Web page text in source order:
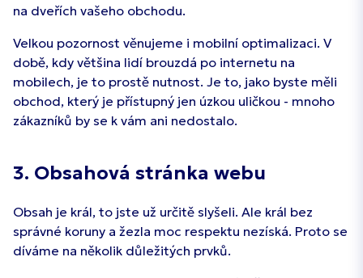
na dveřích vašeho obchodu.
Velkou pozornost věnujeme i mobilní optimalizaci. V
době, kdy většina lidí brouzdá po internetu na
mobilech, je to prostě nutnost. Je to, jako byste měli
obchod, který je přístupný jen úzkou uličkou - mnoho
zákazníků by se k vám ani nedostalo.
3. Obsahová stránka webu
Obsah je král, to jste už určitě slyšeli. Ale král bez
správné koruny a žezla moc respektu nezíská. Proto se
díváme na několik důležitých prvků.